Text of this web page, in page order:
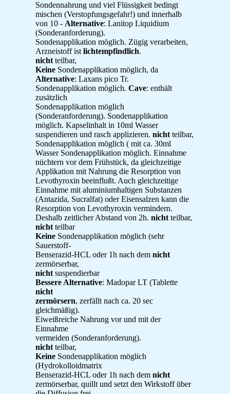
Sondennahrung und viel Flüssigkeit bedingt
mischen (Verstopfungsgefahr!) und innerhalb
von 10 - Alternative: Lanitop Liquidium
(Sonderanforderung).
Sondenapplikation möglich. Zügig verarbeiten,
Arzneistoff ist lichtempfindlich.
nicht teilbar,
Keine Sondenapplikation möglich, da
Alternative: Laxans pico Tr.
Sondenapplikation möglich. Cave: enthält
zusätzlich
Sondenapplikation möglich
(Sonderanforderung). Sondenapplikation
möglich. Kapselinhalt in 10ml Wasser
suspendieren und rasch applizieren. nicht teilbar,
Sondenapplikation möglich ( mit ca. 30ml
Wasser Sondenapplikation möglich. Einnahme
nüchtern vor dem Frühstück, da gleichzeitige
Applikation mit Nahrung die Resorption von
Levothyroxin beeinflußt. Auch gleichzeitige
Einnahme mit aluminiumhaltigen Substanzen
(Antazida, Sucralfat) oder Eisensalzen kann die
Resorption von Levothyroxin vermindern.
Deshalb zeitlicher Abstand von 2h. nicht teilbar,
nicht teilbar
Keine Sondenapplikation möglich (sehr
Sauerstoff-
Benserazid-HCL oder 1h nach dem nicht
zermörserbar,
nicht suspendierbar
Bessere Alternative: Madopar LT (Tablette
nicht
zermörsern, zerfällt nach ca. 20 sec
gleichmäßig).
Eiweißreiche Nahrung vor und mit der
Einnahme
vermeiden (Sonderanforderung).
nicht teilbar,
Keine Sondenapplikation möglich
(Hydrokolloidmatrix
Benserazid-HCL oder 1h nach dem nicht
zermörserbar, quillt und setzt den Wirkstoff über